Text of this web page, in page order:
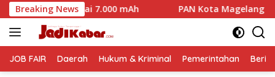
Langsung
ke
konten
Breaking News
mAh PAN Kota Magelang Mulai Panaskan Mesin
JOB FAIR Daerah Hukum & Kriminal Pemerintahan